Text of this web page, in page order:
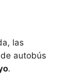
las
autobús
.